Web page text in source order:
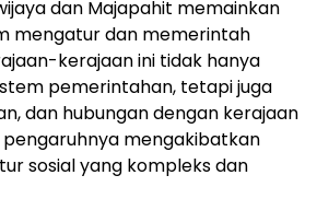
dan Majapahit memainkan
mengatur dan memerintah
kerajaan ini tidak hanya
pemerintahan, tetapi juga
dan hubungan dengan kerajaan
pengaruhnya mengakibatkan
sosial yang kompleks dan